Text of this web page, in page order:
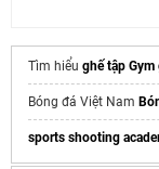
Tìm hiểu ghế tập Gym
Bóng đá Việt Nam
sports shooting